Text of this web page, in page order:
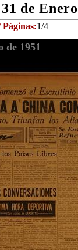
de
Páginas:1/4
de 1951